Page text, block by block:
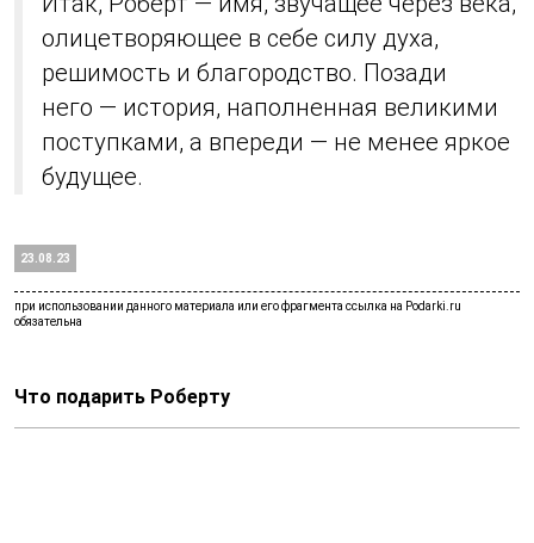
23.08.23
олицетворяющее в себе силу духа,
решимость и благородство. Позади
него — история, наполненная великими
поступками, а впереди — не менее яркое
будущее.
Что подарить Роберту